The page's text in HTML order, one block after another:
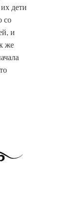
дети
со
и
же